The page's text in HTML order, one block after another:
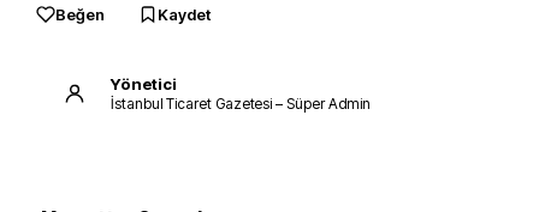
Beğen Kaydet
Yönetici
İstanbul Ticaret Gazetesi – Süper Admin